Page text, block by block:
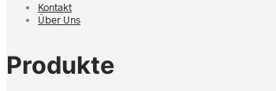
Kontakt
Über Uns
Produkte